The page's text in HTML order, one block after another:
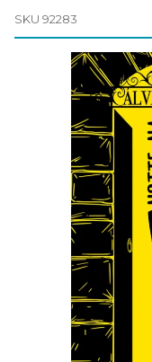
SKU 92283